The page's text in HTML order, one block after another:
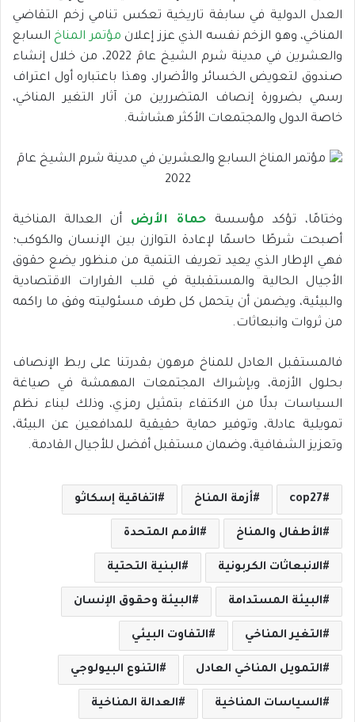
العدل الدولية في سابقة تاريخية تعكس تنامي زخم التقاضي
المناخي، وهو الزخم نفسه الذي عزز إعلان مؤتمر المناخ السابع
والعشرين في مدينة شرم الشيخ عامَ 2022، من خلال إنشاء
صندوق لتعويض الخسائر والأضرار، وهذا باعتباره أول اعتراف
رسمي بضرورة إنصاف المتضررين من آثار التغير المناخي،
خاصة الدول والمجتمعات الأكثر هشاشة.
وختامًا، تؤكد مؤسسة حماة الأرض أن العدالة المناخية
أصبحت شرطًا حاسمًا لإعادة التوازن بين الإنسان والكوكب؛
فهي الإطار الذي يعيد تعريف التنمية من منظور يضع حقوق
الأجيال الحالية والمستقبلية في قلب القرارات الاقتصادية
والبيئية، ويضمن أن يتحمل كل طرف مسئوليته وفق ما راكمه
من ثروات وانبعاثات.
فالمستقبل العادل للمناخ مرهون بقدرتنا على ربط الإنصاف
بحلول الأزمة، وبإشراك المجتمعات المهمشة في صياغة
السياسات بدلًا من الاكتفاء بتمثيل رمزي، وذلك لبناء نظم
تمويلية عادلة، وتوفير حماية حقيقية للمدافعين عن البيئة،
وتعزيز الشفافية، وضمان مستقبل أفضل للأجيال القادمة.
cop27 أزمة المناخ اتفاقية إسكاثو
الأطفال والمناخ الأمم المتحدة
الانبعاثات الكربونية البنية التحتية
البيئة المستدامة البيئة وحقوق الإنسان
التغير المناخي التفاوت البيئي
التمويل المناخي العادل التنوع البيولوجي
السياسات المناخية العدالة المناخية